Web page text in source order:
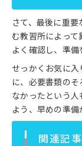
さて、最後に重
む教習所によっ
よく確認し、準備
せっかくお気に
に、必要書類の
なかったという
よう、早めの準備
関連記